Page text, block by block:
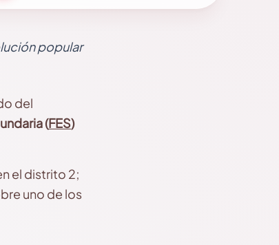
popular
del
(FES)
el distrito 2;
uno de los